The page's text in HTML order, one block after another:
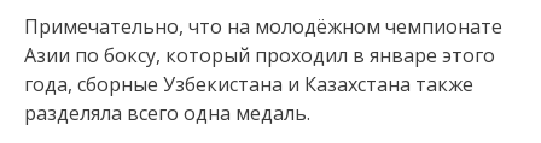
Примечательно, что на молодёжном чемпионате
Азии по боксу, который проходил в январе этого
года, сборные Узбекистана и Казахстана также
разделяла всего одна медаль.